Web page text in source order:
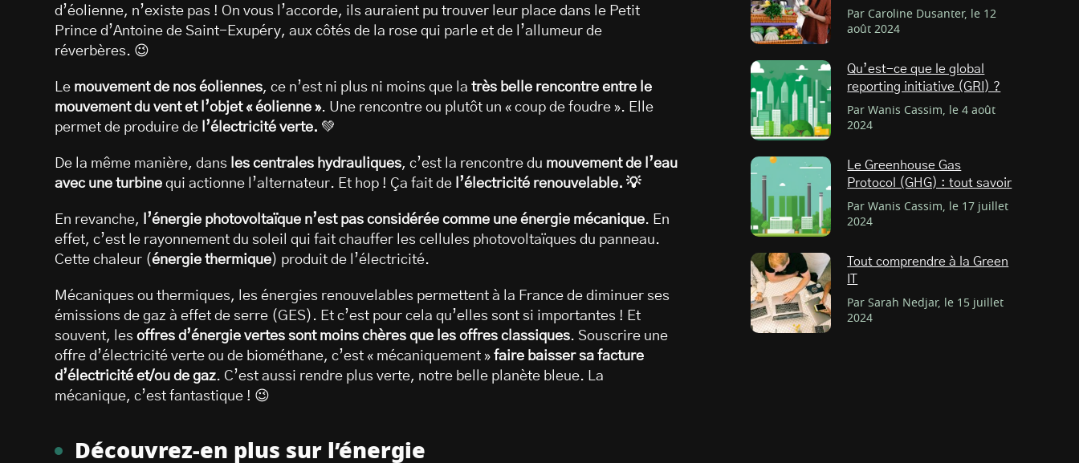
d’éolienne, n’existe pas ! On vous l’accorde, ils auraient pu trouver leur place dans le Petit
Prince d’Antoine de Saint-Exupéry, aux côtés de la rose qui parle et de l’allumeur de
réverbères. 😉
Le mouvement de nos éoliennes, ce n’est ni plus ni moins que la très belle rencontre entre le
mouvement du vent et l’objet « éolienne ». Une rencontre ou plutôt un « coup de foudre ». Elle
permet de produire de l’électricité verte. 💚
De la même manière, dans les centrales hydrauliques, c’est la rencontre du mouvement de l’eau
avec une turbine qui actionne l’alternateur. Et hop ! Ça fait de l’électricité renouvelable. 💡
En revanche, l’énergie photovoltaïque n’est pas considérée comme une énergie mécanique. En
effet, c’est le rayonnement du soleil qui fait chauffer les cellules photovoltaïques du panneau.
Cette chaleur (énergie thermique) produit de l’électricité.
Mécaniques ou thermiques, les énergies renouvelables permettent à la France de diminuer ses
émissions de gaz à effet de serre (GES). Et c’est pour cela qu’elles sont si importantes ! Et
souvent, les offres d’énergie vertes sont moins chères que les offres classiques. Souscrire une
offre d’électricité verte ou de biométhane, c’est « mécaniquement » faire baisser sa facture
d’électricité et/ou de gaz. C’est aussi rendre plus verte, notre belle planète bleue. La
mécanique, c’est fantastique ! 😉
Découvrez-en plus sur l’énergie
Par Caroline Dusanter, le 12
août 2024
Qu’est-ce que le global
reporting initiative (GRI) ?
Par Wanis Cassim, le 4 août
2024
Le Greenhouse Gas
Protocol (GHG) : tout savoir
Par Wanis Cassim, le 17 juillet
2024
Tout comprendre à la Green
Par Sarah Nedjar, le 15 juillet
2024